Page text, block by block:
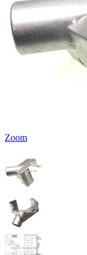
Zoom